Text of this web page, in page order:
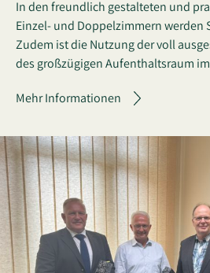
In den freundlich gestalteten und
Einzel- und Doppelzimmern werden
Zudem ist die Nutzung der voll
des großzügigen Aufenthaltsraum
Mehr Informationen